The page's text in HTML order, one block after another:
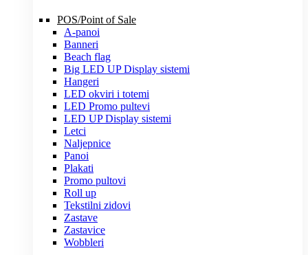
POS/Point of Sale
A-panoi
Banneri
Beach flag
Big LED UP Display sistemi
Hangeri
LED okviri i totemi
LED Promo pultevi
LED UP Display sistemi
Letci
Naljepnice
Panoi
Plakati
Promo pultovi
Roll up
Tekstilni zidovi
Zastave
Zastavice
Wobbleri